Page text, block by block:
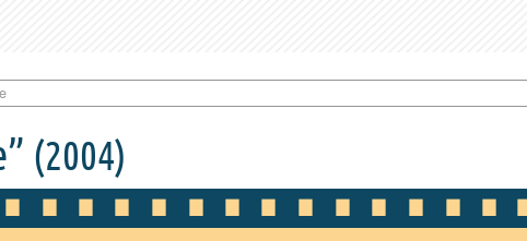
(2004)